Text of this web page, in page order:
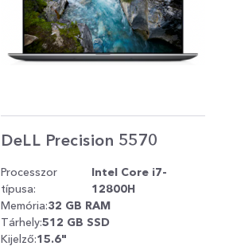
DeLL Precision 5570
Processzor
típusa:
Intel Core i7-
12800H
Memória:32 GB RAM
Tárhely:512 GB SSD
Kijelző:15.6"